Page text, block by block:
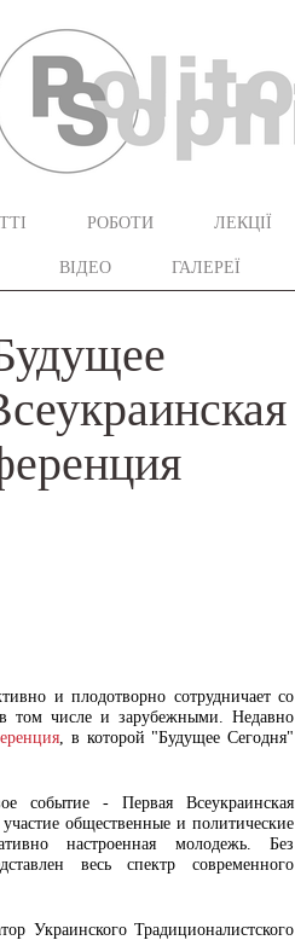
РОБОТИ ЛЕКЦІЇ
ВІДЕО ГАЛЕРЕЇ
и плодотворно сотрудничает со
том числе и зарубежными. Недавно
, в которой "Будущее Сегодня"
событие - Первая Всеукраинская
общественные и политические
настроенная молодежь. Без
весь спектр современного
Украинского Традиционалистского